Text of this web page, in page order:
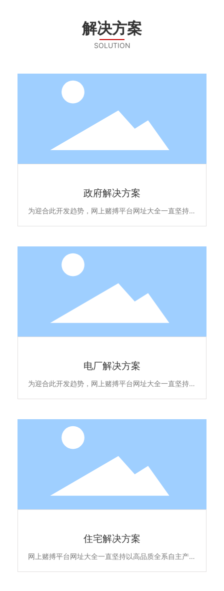
解决方案
SOLUTION
政府解决方案
政府解决方案
为迎合此开发趋势，网上赌搏平台网址大全一直坚持以
合欧盟ROHS环保认证，安全更环保。主要产品包含全
系列ACB万能式断路晶、MCCB塑亮断路、ATS双电源
自动转换开关、MCB终端配电及面板开关插座智能家
居产品，全线满足住宅项目的各级配电保护系统，为千
家万户的百姓用电安全保驾护航。
电厂解决方案
电厂解决方案
为迎合此开发趋势，网上赌搏平台网址大全一直坚持以
合欧盟ROHS环保认证，安全更环保。主要产品包含全
系列ACB万能式断路晶、MCCB塑亮断路、ATS双电源
自动转换开关、MCB终端配电及面板开关插座智能家
居产品，全线满足住宅项目的各级配电保护系统，为千
家万户的百姓用电安全保驾护航。
住宅解决方案
住宅解决方案
网上赌搏平台网址大全一直坚持以高品质全系自主产品